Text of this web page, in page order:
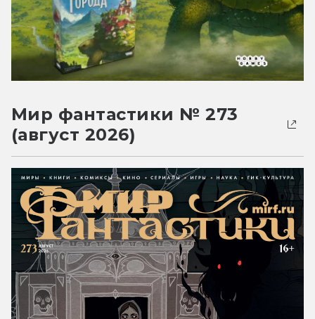
Мир фантастики № 273
(август 2026)